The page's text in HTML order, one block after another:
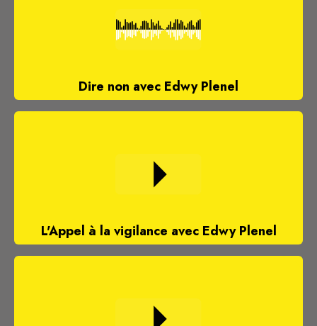
Dire non avec Edwy Plenel
L'Appel à la vigilance avec Edwy Plenel